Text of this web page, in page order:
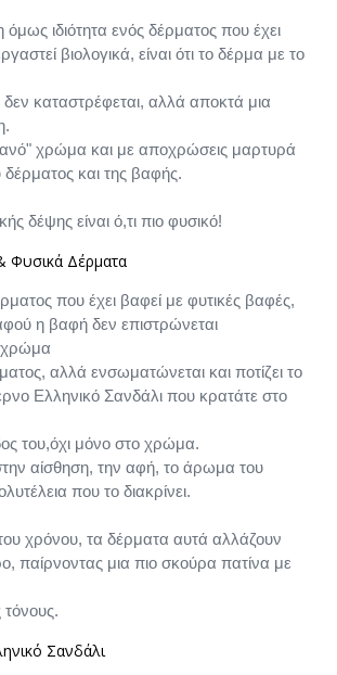
όμως ιδιότητα ενός δέρματος που έχει
βιολογικά, είναι ότι το δέρμα με το
καταστρέφεται, αλλά αποκτά μια
χρώμα και με αποχρώσεις μαρτυρά
δέρματος και της βαφής.
δέψης είναι ό,τι πιο φυσικό!
που έχει βαφεί με φυτικές βαφές,
η βαφή δεν επιστρώνεται
χρώμα
αλλά ενσωματώνεται και ποτίζει το
Ελληνικό Σανδάλι που κρατάτε στο
του,όχι μόνο στο χρώμα.
αίσθηση, την αφή, το άρωμα του
που το διακρίνει.
χρόνου, τα δέρματα αυτά αλλάζουν
παίρνοντας μια πιο σκούρα πατίνα με
τόνους.